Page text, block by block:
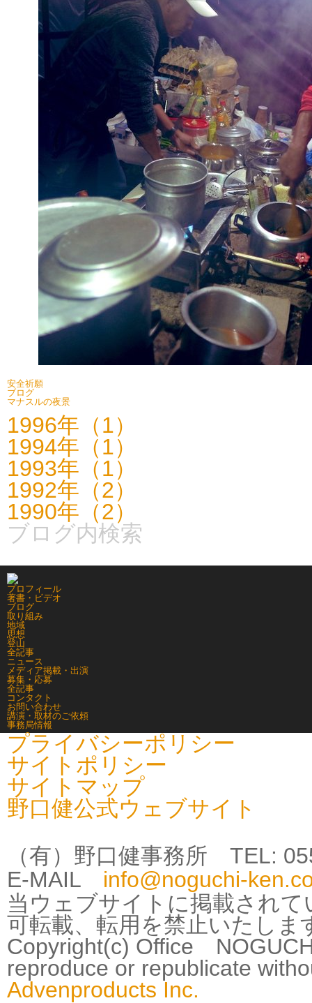
安全祈願
ブログ
マナスルの夜景
1996年（1）
1994年（1）
1993年（1）
1992年（2）
1990年（2）
ブログ内検索
プロフィール
著書・ビデオ
ブログ
取り組み
地域
思想
登山
全記事
ニュース
メディア掲載・出演
募集・応募
全記事
コンタクト
お問い合わせ
講演・取材のご依頼
事務局情報
プライバシーポリシー
サイトポリシー
サイトマップ
野口健公式ウェブサイト
（有）野口健事務所 TEL:
E-MAIL info@noguchi-
当ウェブサイトに掲載され
可転載、転用を禁止いたしま
Copyright(c) Office
reproduce or republicate
Advenproducts Inc.